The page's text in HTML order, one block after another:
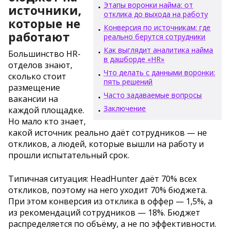
Этапы воронки найма: от
отклика до выхода на работу
Конверсия по источникам: где
реально берутся сотрудники
Как выглядит аналитика найма
в дашборде «HR»
Что делать с данными воронки:
пять решений
Часто задаваемые вопросы
Заключение
источники,
которые не
работают
Большинство HR-
отделов знают,
сколько стоит
размещение
вакансии на
каждой площадке.
Но мало кто знает,
какой источник реально даёт сотрудников — не
откликов, а людей, которые вышли на работу и
прошли испытательный срок.
Типичная ситуация: HeadHunter даёт 70% всех
откликов, поэтому на него уходит 70% бюджета.
При этом конверсия из отклика в оффер — 1,5%, а
из рекомендаций сотрудников — 18%. Бюджет
распределяется по объёму, а не по эффективности.